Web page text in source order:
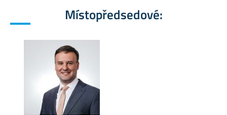
Místopředsedové: